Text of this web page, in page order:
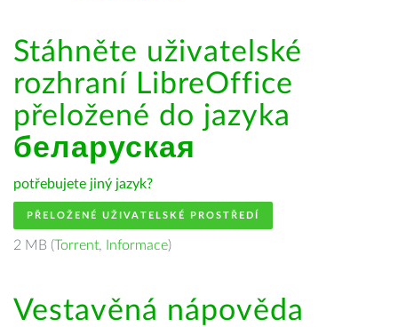
Stáhněte uživatelské
rozhraní LibreOffice
přeložené do jazyka
беларуская
potřebujete jiný jazyk?
PŘELOŽENÉ UŽIVATELSKÉ PROSTŘEDÍ
2 MB (Torrent, Informace)
Vestavěná nápověda